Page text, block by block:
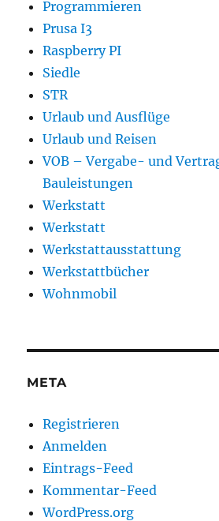
Programmieren
Prusa I3
Raspberry PI
Siedle
STR
Urlaub und Ausflüge
Urlaub und Reisen
VOB – Vergabe- und
Bauleistungen
Werkstatt
Werkstatt
Werkstattausstattung
Werkstattbücher
Wohnmobil
META
Registrieren
Anmelden
Eintrags-Feed
Kommentar-Feed
WordPress.org